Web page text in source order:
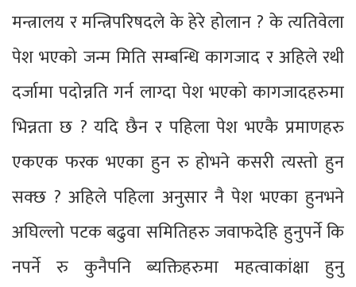
मन्त्रालय र मन्त्रिपरिषदले के हेरे होलान ? के त्यतिवेला
पेश भएको जन्म मिति सम्बन्धि कागजाद र अहिले रथी
दर्जामा पदोन्नति गर्न लाग्दा पेश भएको कागजादहरुमा
भिन्नता छ ? यदि छैन र पहिला पेश भएकै प्रमाणहरु
एकएक फरक भएका हुन रु होभने कसरी त्यस्तो हुन
सक्छ ? अहिले पहिला अनुसार नै पेश भएका हुनभने
अघिल्लो पटक बढुवा समितिहरु जवाफदेहि हुनुपर्ने कि
नपर्ने रु कुनैपनि ब्यक्तिहरुमा महत्वाकांक्षा हुनु